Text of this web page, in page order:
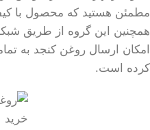
مطمئن هستید که محصول با
همچنین این گروه از طریق
امکان ارسال روغن کنجد به
کرده است.
خرید